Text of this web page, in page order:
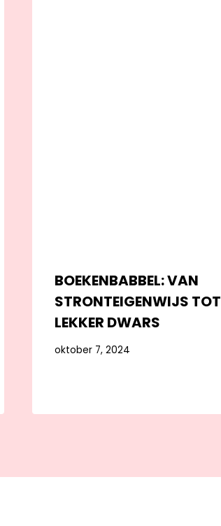
BOEKENBABBEL: VAN
STRONTEIGENWIJS TOT
LEKKER DWARS
oktober 7, 2024